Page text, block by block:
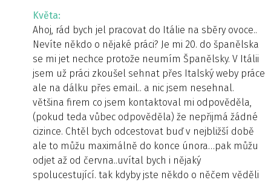
Květa:
Ahoj, rád bych jel pracovat do Itálie na sběry ovoce..
Nevíte někdo o nějaké práci? Je mi 20. do španělska
se mi jet nechce protože neumím Španělsky. V Itálii
jsem už práci zkoušel sehnat přes Italský weby práce
ale na dálku přes email.. a nic jsem nesehnal.
většina firem co jsem kontaktoval mi odpověděla,
(pokud teda vůbec odpověděla) že nepřijmá žádné
cizince. Chtěl bych odcestovat buď v nejbližší době
ale to můžu maximálně do konce února…pak můžu
odjet až od června..uvítal bych i nějaký
spolucestující. tak kdyby jste někdo o něčem věděli